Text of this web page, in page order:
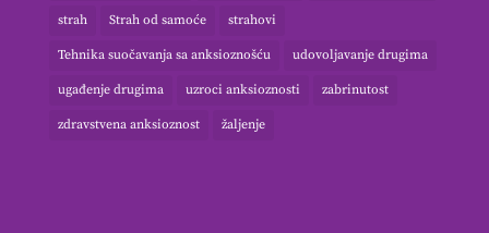
strah Strah od samoće strahovi
Tehnika suočavanja sa anksioznošću udovoljavanje drugima
ugađenje drugima uzroci anksioznosti zabrinutost
zdravstvena anksioznost žaljenje